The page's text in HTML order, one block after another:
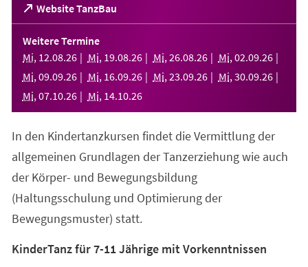
Website TanzBau
(Öffnet
in
einem
neuen
Tab)
Weitere Termine
Mi, 12.08.26 Mi, 19.08.26 Mi, 26.08.26 Mi, 02.09.26
Mi, 09.09.26 Mi, 16.09.26 Mi, 23.09.26 Mi, 30.09.26
Mi, 07.10.26 Mi, 14.10.26
In den Kindertanzkursen findet die Vermittlung der
allgemeinen Grundlagen der Tanzerziehung wie auch
der Körper- und Bewegungsbildung
(Haltungsschulung und Optimierung der
Bewegungsmuster) statt.
KinderTanz für 7-11 Jährige mit Vorkenntnissen